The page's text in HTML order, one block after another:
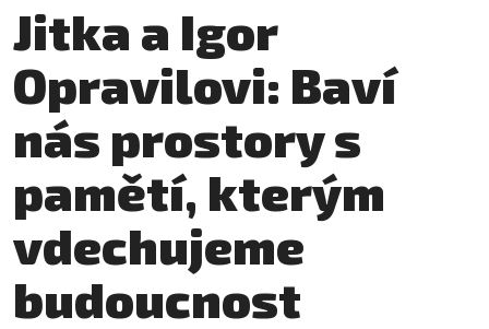
Jitka a Igor
Opravilovi: Baví
nás prostory s
pamětí, kterým
vdechujeme
budoucnost